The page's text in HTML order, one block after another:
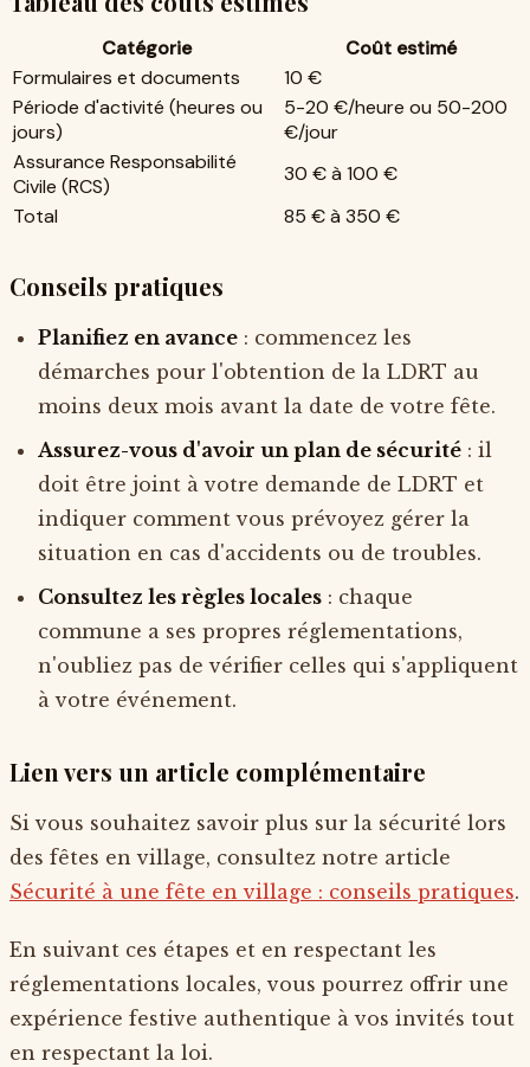
Catégorie
Coût estimé
Formulaires et documents
10 €
Période d'activité (heures ou
jours)
5-20 €/heure ou 50-200
€/jour
Assurance Responsabilité
Civile (RCS)
30 € à 100 €
Total
85 € à 350 €
Conseils pratiques
Planifiez en avance : commencez les
démarches pour l'obtention de la LDRT au
moins deux mois avant la date de votre fête.
Assurez-vous d'avoir un plan de sécurité : il
doit être joint à votre demande de LDRT et
indiquer comment vous prévoyez gérer la
situation en cas d'accidents ou de troubles.
Consultez les règles locales : chaque
commune a ses propres réglementations,
n'oubliez pas de vérifier celles qui s'appliquent
à votre événement.
Lien vers un article complémentaire
Si vous souhaitez savoir plus sur la sécurité lors
des fêtes en village, consultez notre article
Sécurité à une fête en village : conseils pratiques.
En suivant ces étapes et en respectant les
réglementations locales, vous pourrez offrir une
expérience festive authentique à vos invités tout
en respectant la loi.